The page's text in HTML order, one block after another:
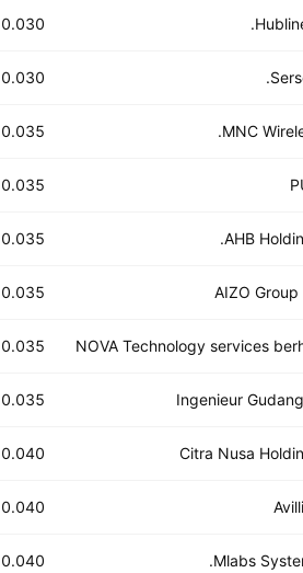
0.030
0.030
MNC
0.035
0.035
AHB
0.035
AIZO Group
0.035
NOVA Technology services
0.035
Ingenieur
0.035
Citra Nusa
0.040
0.040
Mlabs
0.040